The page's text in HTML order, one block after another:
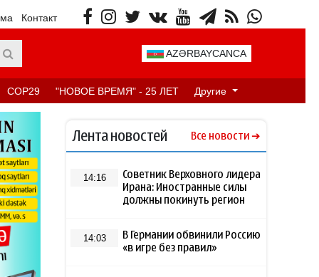
Контакт
AZƏRBAYCANCA
COP29 "НОВОЕ ВРЕМЯ" - 25 ЛЕТ Другие
Лента новостей Все новости
14:16
Советник Верховного лидера
Ирана: Иностранные силы
должны покинуть регион
14:03
В Германии обвинили Россию
«в игре без правил»